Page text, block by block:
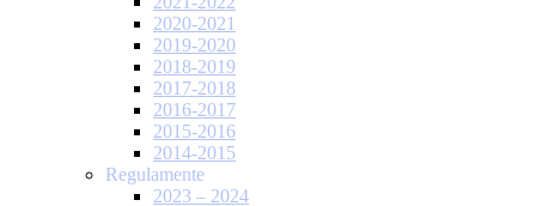
2020-2021
2019-2020
2018-2019
2017-2018
2016-2017
2015-2016
2014-2015
Regulamente
2023 – 2024